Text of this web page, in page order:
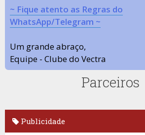
~ Fique atento as Regras do
WhatsApp/Telegram ~
Um grande abraço,
Equipe - Clube do Vectra
Parceiros
Publicidade